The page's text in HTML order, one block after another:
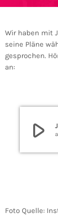
Wir haben mit
seine Pläne
gesprochen.
an:
play_arrow
Foto Quelle: